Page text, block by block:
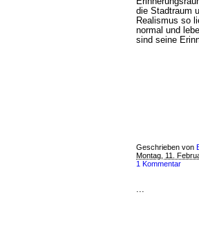
die Stadtraum
Realismus so
normal und
sind seine
Geschrieben von
Montag, 11.
1 Kommentar
...